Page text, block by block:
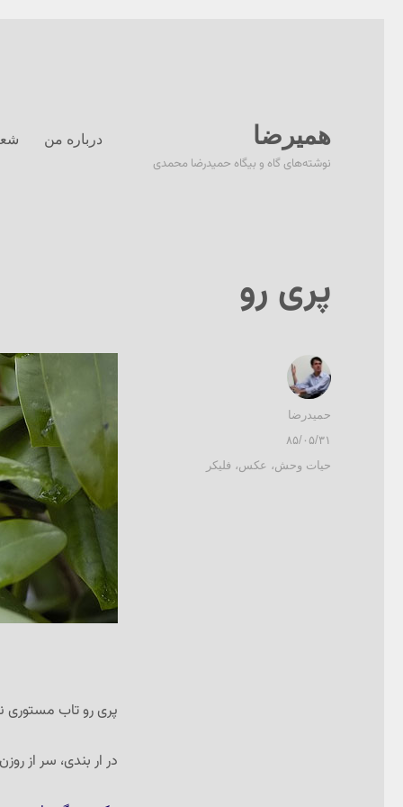
همیرضا
نوشته‌های گاه و بیگاه حمیدرضا محمدی
درباره من
پری رو
پری رو تاب مستوری
در ار بندی، سر از
نویسنده
حمیدرضا
ارسال
شده
۸۵/۰۵/۳۱
دسته‌ها
حیات وحش، عکس، فلیکر